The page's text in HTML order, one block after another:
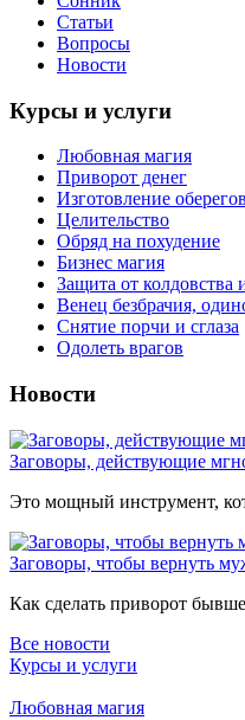
Статьи
Вопросы
Новости
Курсы и услуги
Любовная магия
Приворот денег
Изготовление оберегов
Целительство
Обряд на похудение
Бизнес магия
Защита от колдовства
Венец безбрачия,
Снятие порчи и сглаза
Одолеть врагов
Новости
Заговоры, действующие
Это мощный инструмент,
Заговоры, чтобы вернуть
Как сделать приворот
Все новости
Курсы и услуги
Любовная магия